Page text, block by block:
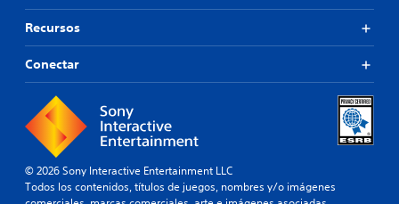
Recursos
Conectar
© 2026 Sony Interactive Entertainment LLC
Todos los contenidos, títulos de juegos, nombres y/o imágenes